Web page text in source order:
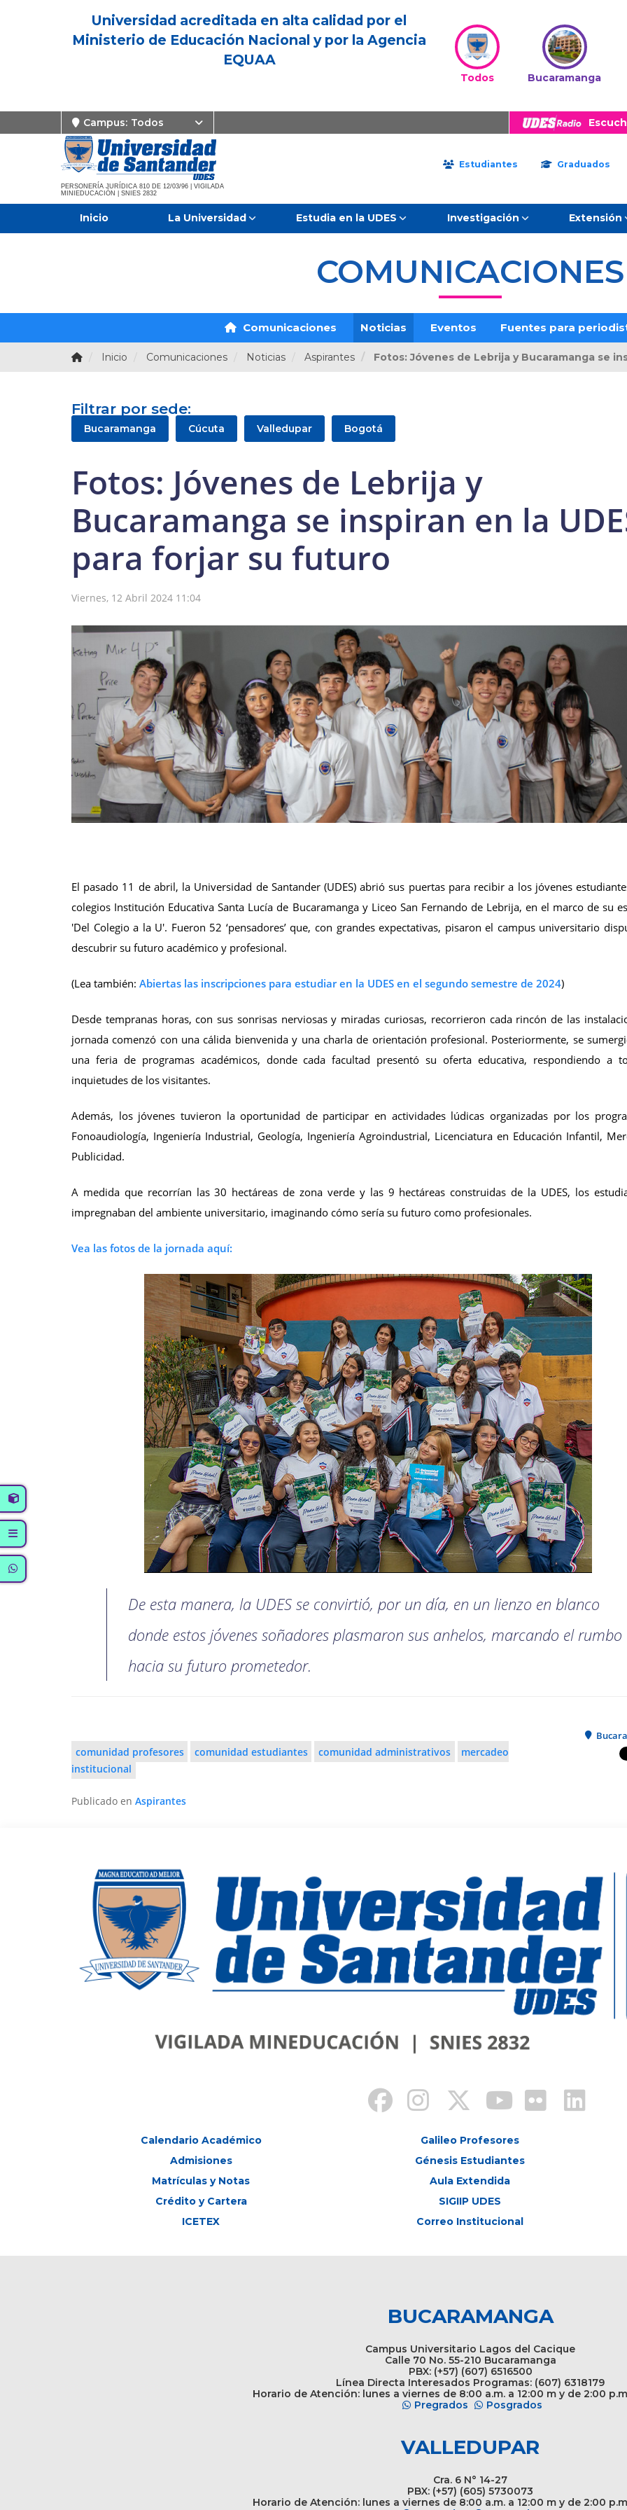
Universidad acreditada en alta calidad por el
Ministerio de Educación Nacional y por la Agencia
EQUAA
Todos Bucaramanga
Campus: Todos
PERSONERÍA JURÍDICA 810 DE 12/03/96 | VIGILADA
MINIEDUCACIÓN | SNIES 2832
Estudiantes Graduados
Inicio La Universidad Estudia en la UDES Investigación Extensión
COMUNICACIONES
Comunicaciones Noticias Eventos Fuentes para
Inicio Comunicaciones Noticias Aspirantes Fotos: Jóvenes de Lebrija y Bucaramanga se
Filtrar por sede:
Bucaramanga Cúcuta Valledupar Bogotá
Fotos: Jóvenes de Lebrija y
Bucaramanga se inspiran en la
para forjar su futuro
Viernes, 12 Abril 2024 11:04
El pasado 11 de abril, la Universidad de Santander (UDES) abrió sus puertas para recibir a los jóvenes
colegios Institución Educativa Santa Lucía de Bucaramanga y Liceo San Fernando de Lebrija, en el marco de su
'Del Colegio a la U'. Fueron 52 ‘pensadores’ que, con grandes expectativas, pisaron el campus universitario
descubrir su futuro académico y profesional.
(Lea también: Abiertas las inscripciones para estudiar en la UDES en el segundo semestre de 2024)
Desde tempranas horas, con sus sonrisas nerviosas y miradas curiosas, recorrieron cada rincón de las
jornada comenzó con una cálida bienvenida y una charla de orientación profesional. Posteriormente, se
una feria de programas académicos, donde cada facultad presentó su oferta educativa, respondiendo a
inquietudes de los visitantes.
Además, los jóvenes tuvieron la oportunidad de participar en actividades lúdicas organizadas por los
Fonoaudiología, Ingeniería Industrial, Geología, Ingeniería Agroindustrial, Licenciatura en Educación Infantil,
Publicidad.
A medida que recorrían las 30 hectáreas de zona verde y las 9 hectáreas construidas de la UDES, los
impregnaban del ambiente universitario, imaginando cómo sería su futuro como profesionales.
Vea las fotos de la jornada aquí:
De esta manera, la UDES se convirtió, por un día, en un lienzo en blanco
donde estos jóvenes soñadores plasmaron sus anhelos, marcando el rumbo
hacia su futuro prometedor.
comunidad profesores comunidad estudiantes comunidad administrativos
mercadeo
institucional
Publicado en Aspirantes
Calendario Académico
Admisiones
Matrículas y Notas
Crédito y Cartera
ICETEX
Galileo Profesores
Génesis Estudiantes
Aula Extendida
SIGIIP UDES
Correo Institucional
BUCARAMANGA
Campus Universitario Lagos del Cacique
Calle 70 No. 55-210 Bucaramanga
PBX: (+57) (607) 6516500
Línea Directa Interesados Programas: (607) 6318179
Horario de Atención: lunes a viernes de 8:00 a.m. a 12:00 m y de 2:00
Pregrados
Posgrados
VALLEDUPAR
Cra. 6 N° 14-27
PBX: (+57) (605) 5730073
Horario de Atención: lunes a viernes de 8:00 a.m. a 12:00 m y de 2:00